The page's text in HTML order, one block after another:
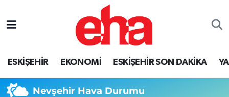
ESKİŞEHİR EKONOMİ ESKİŞEHİR SON DAKİKA
Nevşehir Hava Durumu